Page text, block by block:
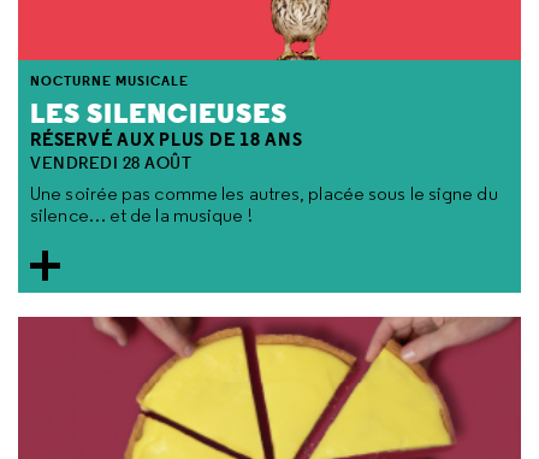
LES SILENCIEUSES
RÉSERVÉ AUX PLUS DE 18 ANS
NOCTURNE MUSICALE
VENDREDI 28 AOÛT
Une soirée pas comme les autres, placée sous le signe du
silence… et de la musique !